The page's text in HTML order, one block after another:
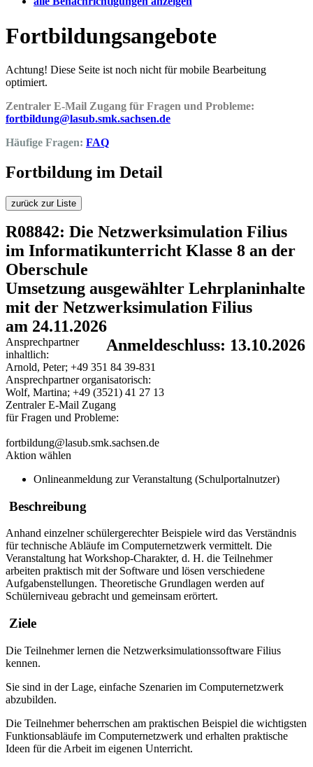
Fortbildungsangebote
Achtung! Diese Seite ist noch nicht für mobile Bearbeitung
optimiert.
Zentraler E-Mail Zugang für Fragen und Probleme:
fortbildung@lasub.smk.sachsen.de
Häufige Fragen: FAQ
Fortbildung im Detail
zurück zur Liste
R08842: Die Netzwerksimulation Filius
im Informatikunterricht Klasse 8 an der
Oberschule
Umsetzung ausgewählter Lehrplaninhalte
mit der Netzwerksimulation Filius
am 24.11.2026
Anmeldeschluss: 13.10.2026
Ansprechpartner
inhaltlich:
Arnold, Peter; +49 351 84 39-831
Ansprechpartner organisatorisch:
Wolf, Martina; +49 (3521) 41 27 13
Zentraler E-Mail Zugang
für Fragen und Probleme:
fortbildung@lasub.smk.sachsen.de
Aktion wählen
Onlineanmeldung zur Veranstaltung (Schulportalnutzer)
Beschreibung
Anhand einzelner schülergerechter Beispiele wird das Verständnis
für technische Abläufe im Computernetzwerk vermittelt. Die
Veranstaltung hat Workshop-Charakter, d. H. die Teilnehmer
arbeiten praktisch mit der Software und lösen verschiedene
Aufgabenstellungen. Theoretische Grundlagen werden auf
Schülerniveau gebracht und gemeinsam erörtert.
Ziele
Die Teilnehmer lernen die Netzwerksimulationssoftware Filius
kennen.
Sie sind in der Lage, einfache Szenarien im Computernetzwerk
abzubilden.
Die Teilnehmer beherrschen am praktischen Beispiel die wichtigsten
Funktionsabläufe im Computernetzwerk und erhalten praktische
Ideen für die Arbeit im eigenen Unterricht.